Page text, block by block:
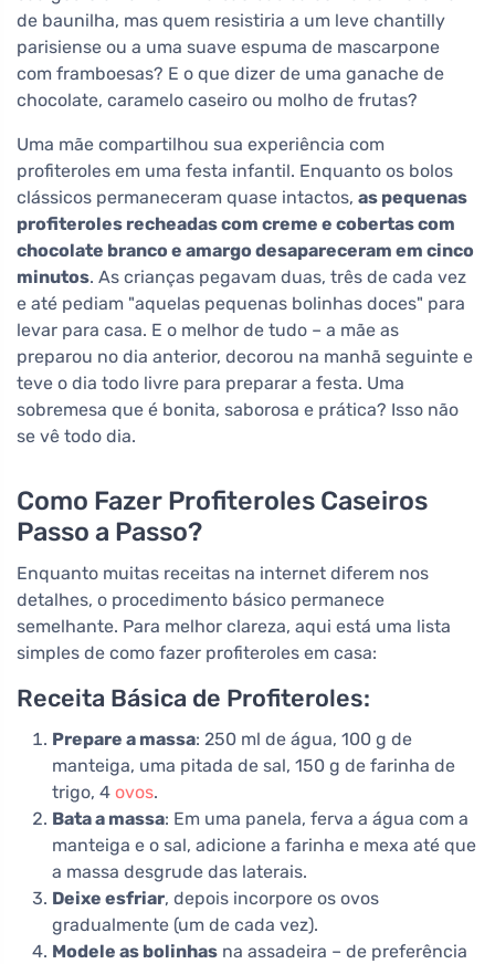
de baunilha, mas quem resistiria a um leve chantilly
parisiense ou a uma suave espuma de mascarpone
com framboesas? E o que dizer de uma ganache de
chocolate, caramelo caseiro ou molho de frutas?
Uma mãe compartilhou sua experiência com
profiteroles em uma festa infantil. Enquanto os bolos
clássicos permaneceram quase intactos, as pequenas
profiteroles recheadas com creme e cobertas com
chocolate branco e amargo desapareceram em cinco
minutos. As crianças pegavam duas, três de cada vez
e até pediam "aquelas pequenas bolinhas doces" para
levar para casa. E o melhor de tudo – a mãe as
preparou no dia anterior, decorou na manhã seguinte e
teve o dia todo livre para preparar a festa. Uma
sobremesa que é bonita, saborosa e prática? Isso não
se vê todo dia.
Como Fazer Profiteroles Caseiros
Passo a Passo?
Enquanto muitas receitas na internet diferem nos
detalhes, o procedimento básico permanece
semelhante. Para melhor clareza, aqui está uma lista
simples de como fazer profiteroles em casa:
Receita Básica de Profiteroles:
Prepare a massa: 250 ml de água, 100 g de
manteiga, uma pitada de sal, 150 g de farinha de
trigo, 4 ovos.
Bata a massa: Em uma panela, ferva a água com a
manteiga e o sal, adicione a farinha e mexa até que
a massa desgrude das laterais.
Deixe esfriar, depois incorpore os ovos
gradualmente (um de cada vez).
Modele as bolinhas na assadeira – de preferência